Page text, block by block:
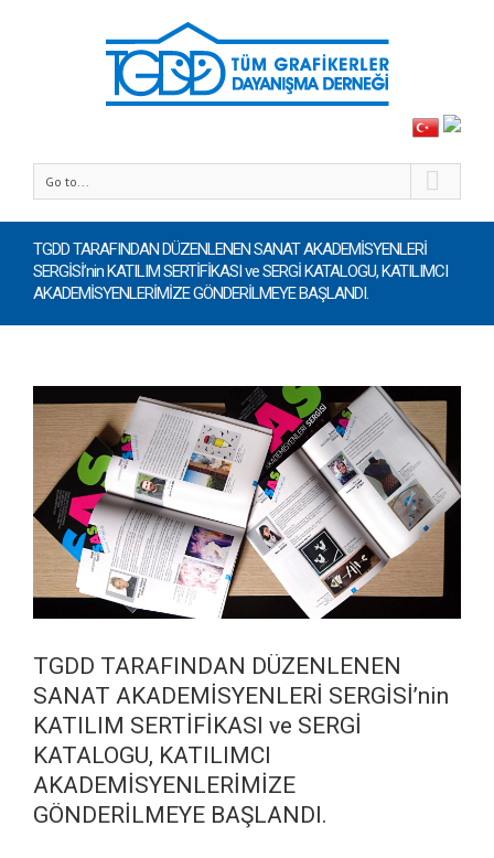
Go to...
TGDD TARAFINDAN DÜZENLENEN SANAT AKADEMİSYENLERİ
SERGİSİ’nin KATILIM SERTİFİKASI ve SERGİ KATALOGU, KATILIMCI
AKADEMİSYENLERİMİZE GÖNDERİLMEYE BAŞLANDI.
TGDD TARAFINDAN DÜZENLENEN
SANAT AKADEMİSYENLERİ SERGİSİ’nin
KATILIM SERTİFİKASI ve SERGİ
KATALOGU, KATILIMCI
AKADEMİSYENLERİMİZE
GÖNDERİLMEYE BAŞLANDI.